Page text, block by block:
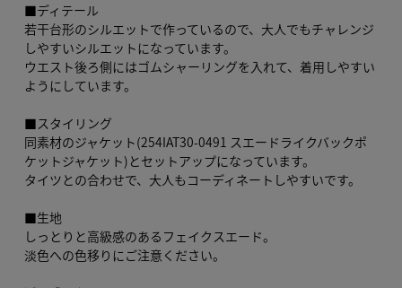
■ディテール
若干台形のシルエットで作っているので、大人でもチャレンジ
しやすいシルエットになっています。
ウエスト後ろ側にはゴムシャーリングを入れて、着用しやすい
ようにしています。
■スタイリング
同素材のジャケット(254IAT30-0491 スエードライクバックポ
ケットジャケット)とセットアップになっています。
タイツとの合わせで、大人もコーディネートしやすいです。
■生地
しっとりと高級感のあるフェイクスエード。
淡色への色移りにご注意ください。